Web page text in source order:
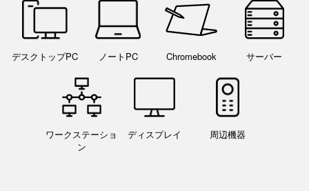
デスクトップPC ノートPC Chromebook サーバー
ワークステーショ
ン
ディスプレイ 周辺機器